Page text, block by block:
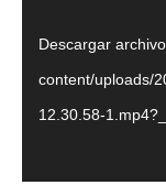
Descargar
content/uploads/
12.30.58-